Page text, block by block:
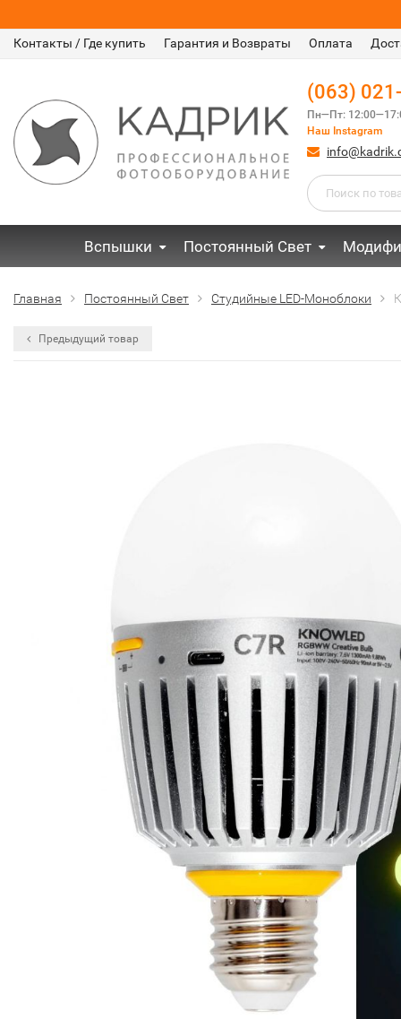
Контакты / Где купить Гарантия и Возвраты Оплата
(063)
Пн—Пт:
Наш Instagram
Вспышки Постоянный Свет
Главная Постоянный Свет Студийные LED-Моноблоки
Предыдущий товар